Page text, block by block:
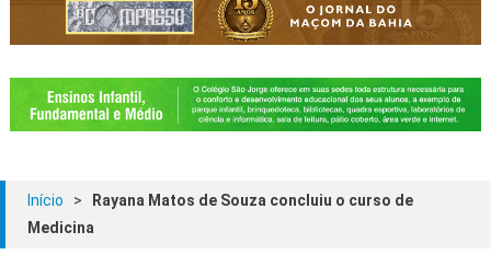
Início >
Rayana Matos de Souza concluiu o curso de
Medicina